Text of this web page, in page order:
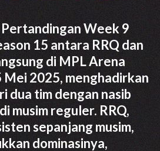
Week 9
15 antara RRQ dan
di MPL Arena
Mei 2025, menghadirkan
dua tim dengan nasib
musim reguler. RRQ,
sepanjang musim,
dominasinya,